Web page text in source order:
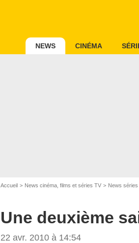
NEWS CINÉMA
Accueil News cinéma, films et séries TV News séries
Une deuxième
22 avr. 2010 à 14:54